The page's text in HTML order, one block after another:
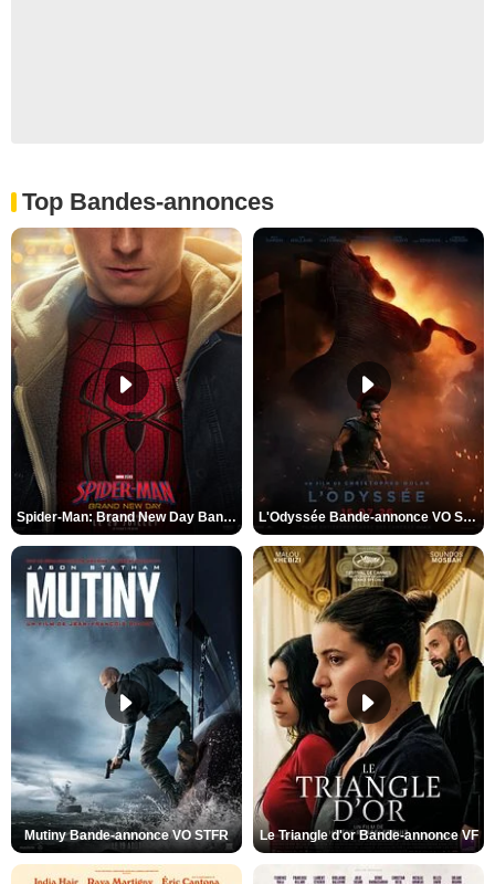
Top Bandes-annonces
Spider-Man: Brand New Day Bande-annonce VO STFR L'Odyssée Bande-annonce VO STFR
Mutiny Bande-annonce VO STFR Le Triangle d'or Bande-annonce VF